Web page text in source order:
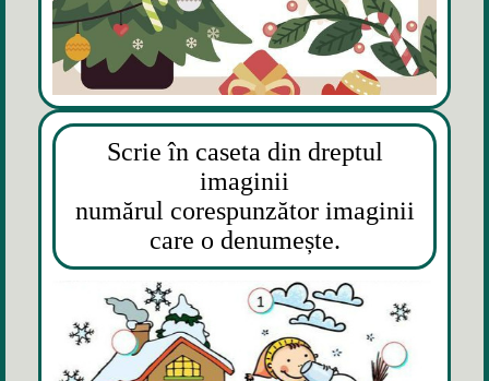
Scrie în caseta din dreptul
imaginii
numărul corespunzător imaginii
care o denumește.